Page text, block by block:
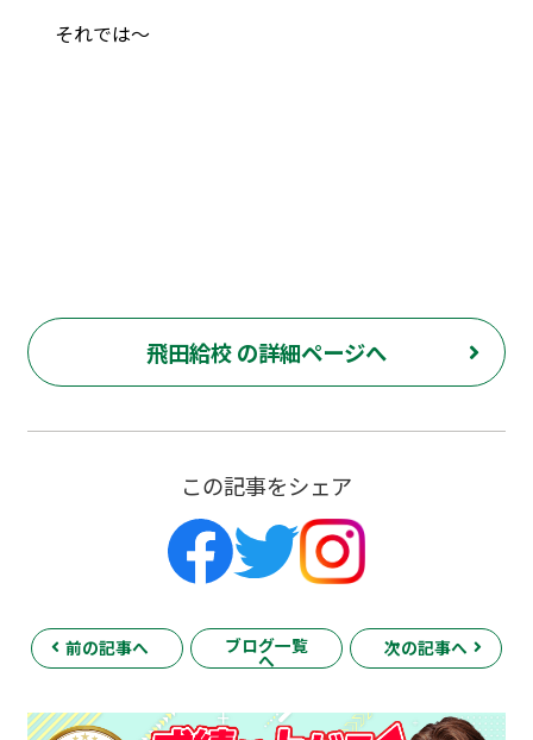
それでは～府中市 調布市 三鷹市 世田谷区 稲城市 飛田給
飛田給校 の詳細ページへ
この記事をシェア
前の記事へ ブログ一覧
へ
次の記事へ